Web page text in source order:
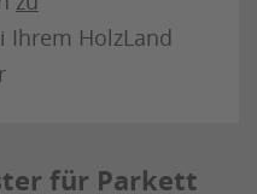
Ihrem HolzLand
für Parkett